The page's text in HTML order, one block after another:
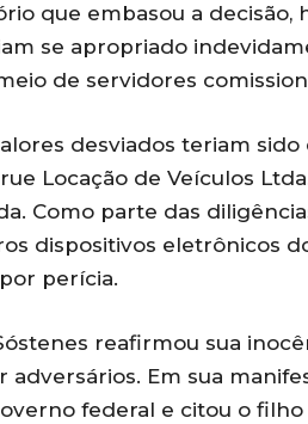
que embasou a decisão,
se apropriado
de servidores
desviados teriam sido
Locação de Veículos
Como parte das
dispositivos eletrônicos
perícia.
reafirmou sua
Em sua
federal e citou o